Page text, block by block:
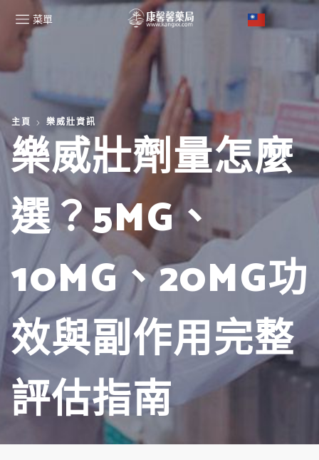
菜單
主頁 樂威壯資訊
樂威壯劑量怎麼
選？5MG、
10MG、20MG功
效與副作用完整
評估指南